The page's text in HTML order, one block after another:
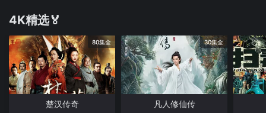
4K精选🏅
80集全
楚汉传奇
30集全
凡人修仙传